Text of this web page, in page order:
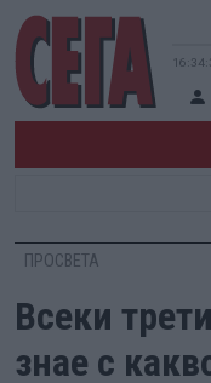
ПРОСВЕТА
Всеки
знае с